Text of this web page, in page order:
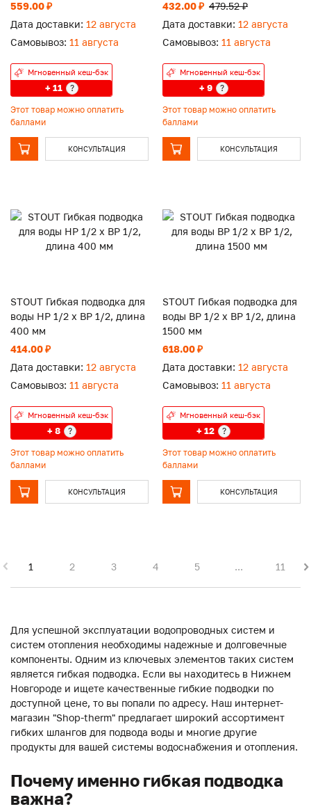
559.00 ₽
Дата доставки: 12 августа
Самовывоз: 11 августа
Мгновенный кеш-бэк
+ 11 ?
Этот товар можно оплатить
баллами
КОНСУЛЬТАЦИЯ
432.00 ₽ 479.52 ₽
Дата доставки: 12 августа
Самовывоз: 11 августа
Мгновенный кеш-бэк
+ 9 ?
Этот товар можно оплатить
баллами
КОНСУЛЬТАЦИЯ
STOUT Гибкая подводка для
воды НР 1/2 х ВР 1/2, длина
400 мм
414.00 ₽
Дата доставки: 12 августа
Самовывоз: 11 августа
Мгновенный кеш-бэк
+ 8 ?
Этот товар можно оплатить
баллами
КОНСУЛЬТАЦИЯ
STOUT Гибкая подводка для
воды ВР 1/2 х ВР 1/2, длина
1500 мм
618.00 ₽
Дата доставки: 12 августа
Самовывоз: 11 августа
Мгновенный кеш-бэк
+ 12 ?
Этот товар можно оплатить
баллами
КОНСУЛЬТАЦИЯ
1 2 3 4 5 ... 11
Для успешной эксплуатации водопроводных систем и
систем отопления необходимы надежные и долговечные
компоненты. Одним из ключевых элементов таких систем
является гибкая подводка. Если вы находитесь в Нижнем
Новгороде и ищете качественные гибкие подводки по
доступной цене, то вы попали по адресу. Наш интернет-
магазин "Shop-therm" предлагает широкий ассортимент
гибких шлангов для подвода воды и многие другие
продукты для вашей системы водоснабжения и отопления.
Почему именно гибкая подводка
важна?